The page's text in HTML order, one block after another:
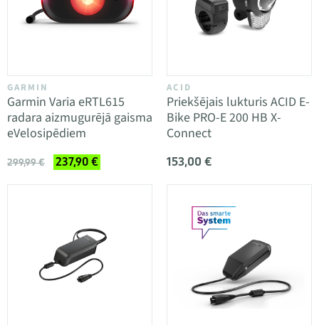
GARMIN
Garmin Varia eRTL615
radara aizmugurējā gaisma
eVelosipēdiem
299,99 € 237,90 €
ACID
Priekšējais lukturis ACID E-
Bike PRO-E 200 HB X-
Connect
153,00 €